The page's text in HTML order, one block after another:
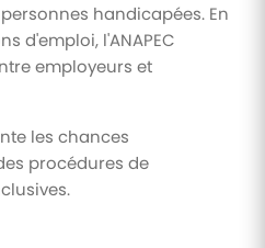
handicapées. En
d'emploi, l'ANAPEC
employeurs et
les chances
procédures de